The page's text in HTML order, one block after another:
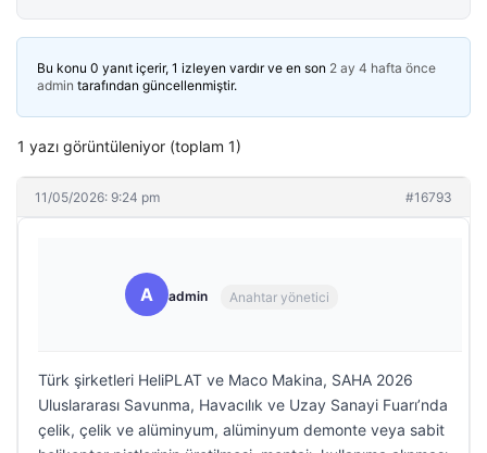
Bu konu 0 yanıt içerir, 1 izleyen vardır ve en son 2 ay 4 hafta önce
admin tarafından güncellenmiştir.
1 yazı görüntüleniyor (toplam 1)
11/05/2026: 9:24 pm #16793
A admin Anahtar yönetici
Türk şirketleri HeliPLAT ve Maco Makina, SAHA 2026
Uluslararası Savunma, Havacılık ve Uzay Sanayi Fuarı’nda
çelik, çelik ve alüminyum, alüminyum demonte veya sabit